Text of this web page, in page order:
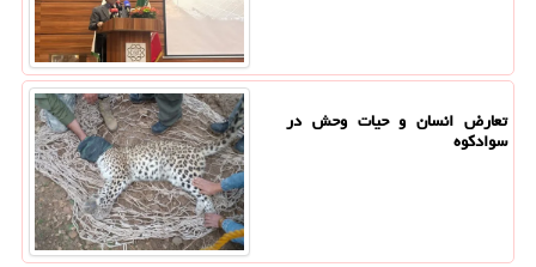
تعارض انسان و حیات وحش در
سوادکوه